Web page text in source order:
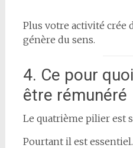
Plus votre activité crée
génère du sens.
4. Ce pour
être rémunéré
Le quatrième pilier est
Pourtant il est essentiel.